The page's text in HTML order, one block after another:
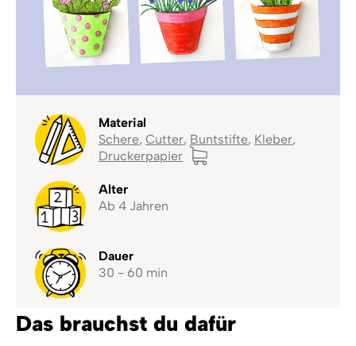
Material
Schere, Cutter, Buntstifte, Kleber,
Druckerpapier
Alter
Ab 4 Jahren
Dauer
30 - 60 min
Das brauchst du dafür